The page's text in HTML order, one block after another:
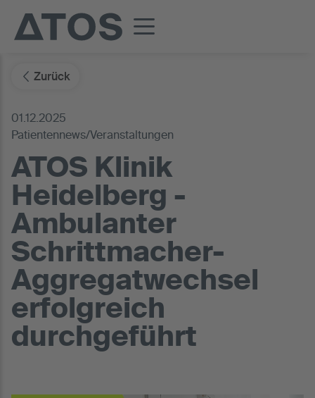
Zurück
01.12.2025
Patientennews/Veranstaltungen
ATOS Klinik
Heidelberg -
Ambulanter
Schrittmacher-
Aggregatwechsel
erfolgreich
durchgeführt